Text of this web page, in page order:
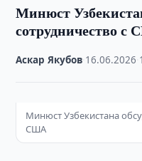
Минюст
сотрудничество
Аскар Якубов 16.06.2026
Минюст Узбекистана
США